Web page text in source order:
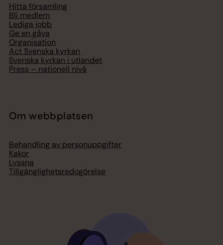
Hitta församling
Bli medlem
Lediga jobb
Ge en gåva
Organisation
Act Svenska kyrkan
Svenska kyrkan i utlandet
Press – nationell nivå
Om webbplatsen
Behandling av personuppgifter
Kakor
Lyssna
Tillgänglighetsredogörelse